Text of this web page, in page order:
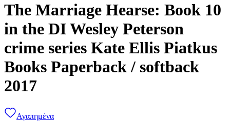
The Marriage Hearse: Book 10
in the DI Wesley Peterson
crime series Kate Ellis Piatkus
Books Paperback / softback
2017
Αγαπημένα